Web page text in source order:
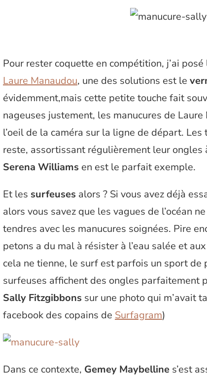
Pour rester coquette en compétition, j’ai
Laure Manaudou, une des solutions est le
évidemment,mais cette petite touche fait
nageuses justement, les manucures de
l’oeil de la caméra sur la ligne de départ.
reste, assortissant régulièrement leur ongles
Serena Williams en est le parfait exemple.
Et les surfeuses alors ? Si vous avez déjà
alors vous savez que les vagues de l’océan
tendres avec les manucures soignées. Pire
petons a du mal à résister à l’eau salée et
cela ne tienne, le surf est parfois un sport de
surfeuses affichent des ongles parfaitement
Sally Fitzgibbons sur une photo qui m’avait
facebook des copains de Surfagram)
Dans ce contexte, Gemey Maybelline s’est